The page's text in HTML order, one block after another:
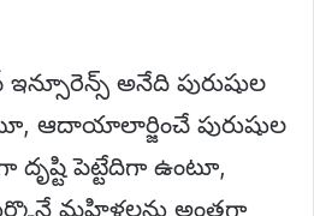
అనేది పురుషుల
ఆదాయాలార్జించే పురుషుల
పెట్టేదిగా ఉంటూ,
మహిళలను అంతగా